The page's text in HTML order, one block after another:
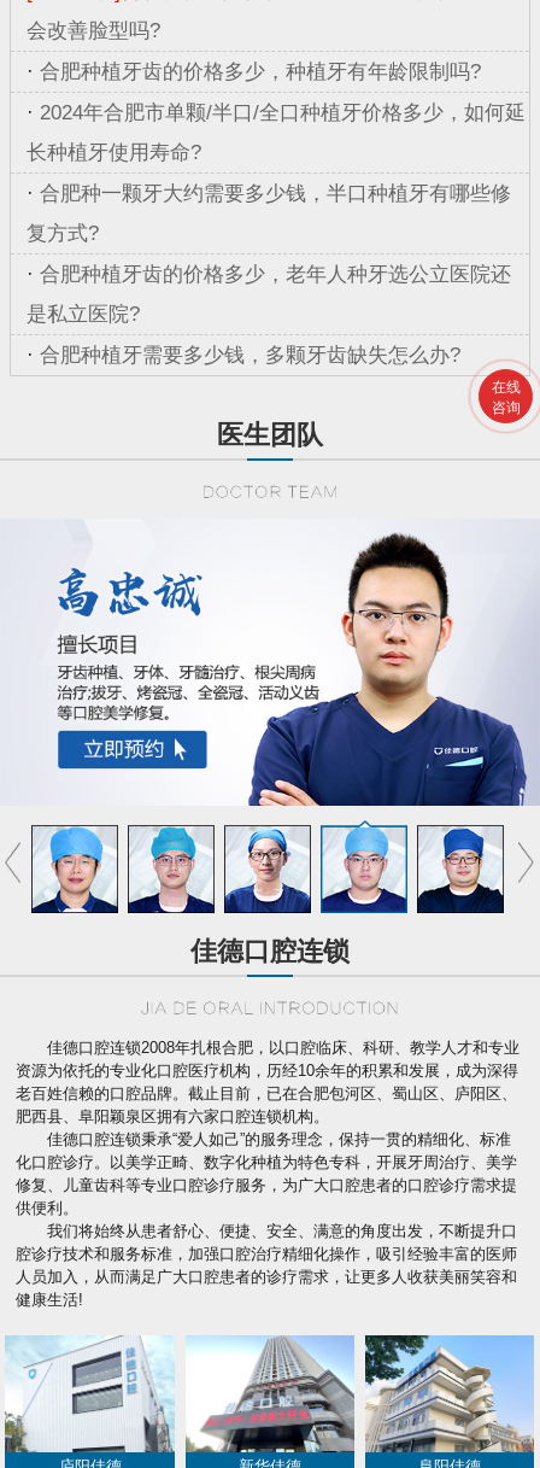
会改善脸型吗?
· 合肥种植牙齿的价格多少，种植牙有年龄限制吗?
· 2024年合肥市单颗/半口/全口种植牙价格多少，如何延
长种植牙使用寿命?
· 合肥种一颗牙大约需要多少钱，半口种植牙有哪些修
复方式?
· 合肥种植牙齿的价格多少，老年人种牙选公立医院还
是私立医院?
· 合肥种植牙需要多少钱，多颗牙齿缺失怎么办?
医生团队
佳德口腔连锁
佳德口腔连锁2008年扎根合肥，以口腔临床、科研、教学人才和专业
资源为依托的专业化口腔医疗机构，历经10余年的积累和发展，成为深得
老百姓信赖的口腔品牌。截止目前，已在合肥包河区、蜀山区、庐阳区、
肥西县、阜阳颖泉区拥有六家口腔连锁机构。
佳德口腔连锁秉承“爱人如己”的服务理念，保持一贯的精细化、标准
化口腔诊疗。以美学正畸、数字化种植为特色专科，开展牙周治疗、美学
修复、儿童齿科等专业口腔诊疗服务，为广大口腔患者的口腔诊疗需求提
供便利。
我们将始终从患者舒心、便捷、安全、满意的角度出发，不断提升口
腔诊疗技术和服务标准，加强口腔治疗精细化操作，吸引经验丰富的医师
人员加入，从而满足广大口腔患者的诊疗需求，让更多人收获美丽笑容和
健康生活!
在线
咨询